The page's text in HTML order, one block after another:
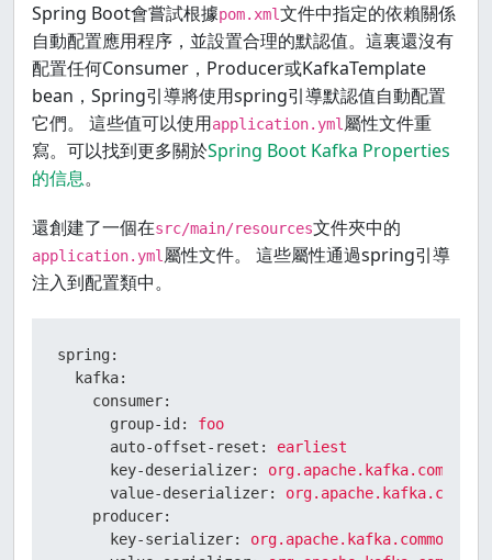
Spring Boot會嘗試根據pom.xml文件中指定的依賴關係
自動配置應用程序，並設置合理的默認值。這裏還沒有
配置任何Consumer，Producer或KafkaTemplate
bean，Spring引導將使用spring引導默認值自動配置
它們。 這些值可以使用application.yml屬性文件重
寫。可以找到更多關於Spring Boot Kafka Properties
的信息。
還創建了一個在src/main/resources文件夾中的
application.yml屬性文件。 這些屬性通過spring引導
注入到配置類中。
spring:
kafka:
consumer:
group-id:
foo
auto-offset-reset:
earliest
key-deserializer:
value-deserializer:
producer:
key-serializer: